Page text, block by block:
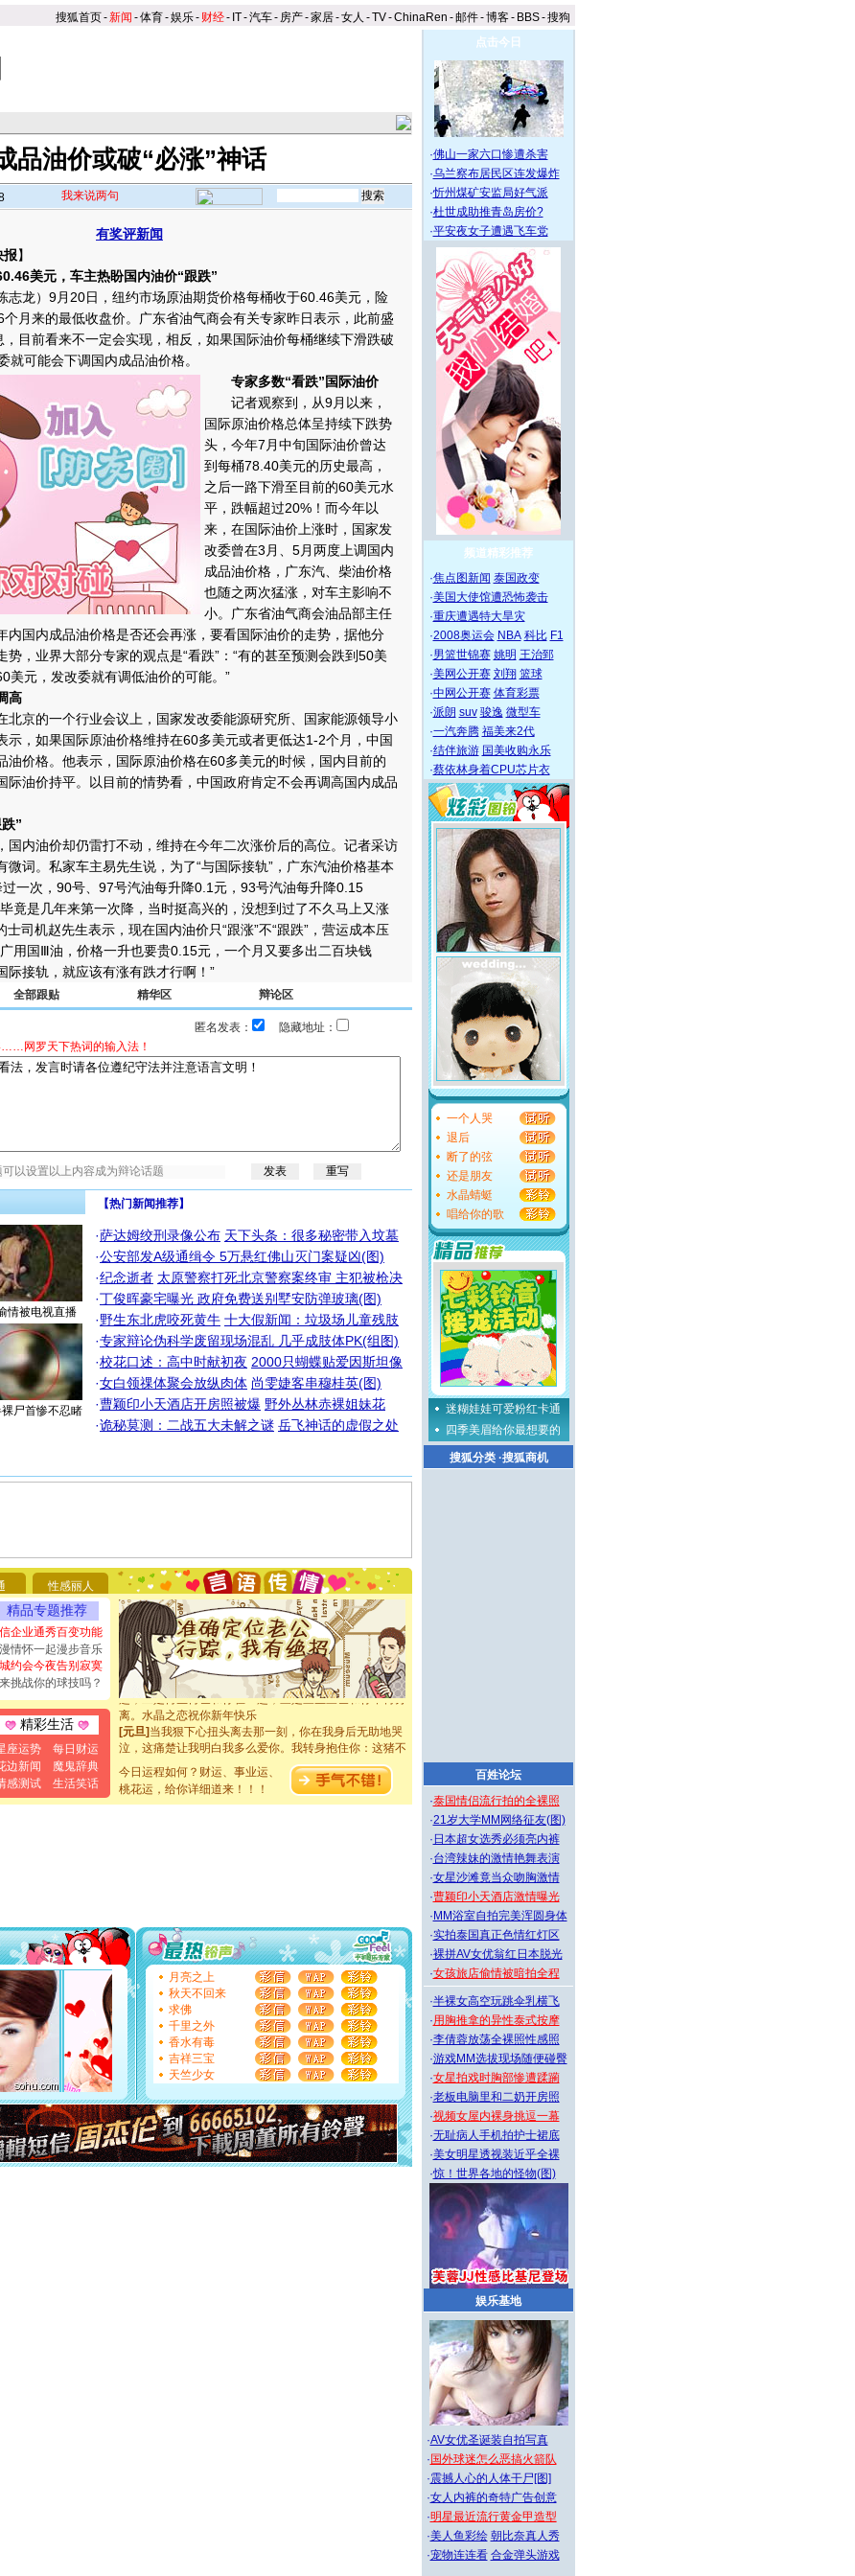
搜狐首页-新闻 -体育-娱乐- 财经- IT-汽车- 房产-家居-女人 -TV-ChinaRen -邮件-博客- BBS-搜狗
品油价或破“必涨”神话
我来说两句
有奖评新闻
报】
美元，车主热盼国内油价“跟跌”
）9月20日，纽约市场原油期货价格每桶收于60.46美元，险
月来的最低收盘价。广东省油气商会有关专家昨日表示，此前盛
，目前看来不一定会实现，相反，如果国际油价每桶继续下滑跌破
就可能会下调国内成品油价格。
专家多数“看跌”国际油价
记者观察到，从9月以来，
国际原油价格总体呈持续下跌势
头，今年7月中旬国际油价曾达
到每桶78.40美元的历史最高，
之后一路下滑至目前的60美元水
平，跌幅超过20%！而今年以
来，在国际油价上涨时，国家发
改委曾在3月、5月两度上调国内
成品油价格，广东汽、柴油价格
也随之两次猛涨，对车主影响不
小。广东省油气商会油品部主任
内国内成品油价格是否还会再涨，要看国际油价的走势，据他分
势，业界大部分专家的观点是“看跌”：“有的甚至预测会跌到50美
美元，发改委就有调低油价的可能。”
高
京的一个行业会议上，国家发改委能源研究所、国家能源领导小
示，如果国际原油价格维持在60多美元或者更低达1-2个月，中国
油价格。他表示，国际原油价格在60多美元的时候，国内目前的
际油价持平。以目前的情势看，中国政府肯定不会再调高国内成品
”
内油价却仍雷打不动，维持在今年二次涨价后的高位。记者采访
微词。私家车主易先生说，为了“与国际接轨”，广东汽油价格基本
一次，90号、97号汽油每升降0.1元，93号汽油每升降0.15
竟是几年来第一次降，当时挺高兴的，没想到过了不久马上又涨
士司机赵先生表示，现在国内油价只“跟涨”不“跟跌”，营运成本压
用国Ⅲ油，价格一升也要贵0.15元，一个月又要多出二百块钱
际接轨，就应该有涨有跌才行啊！”
全部跟贴 精华区 辩论区
匿名发表：
隐藏地址：
网罗天下热词的输入法！
情被电视直播
裸尸首惨不忍睹
【热门新闻推荐】
·萨达姆绞刑录像公布 天下头条：很多秘密带入坟墓
·公安部发A级通缉令 5万悬红佛山灭门案疑凶(图)
·纪念逝者 太原警察打死北京警察案终审 主犯被枪决
·丁俊晖豪宅曝光 政府免费送别墅安防弹玻璃(图)
·野生东北虎咬死黄牛 十大假新闻：垃圾场儿童残肢
·专家辩论伪科学废留现场混乱 几乎成肢体PK(组图)
·校花口述：高中时献初夜 2000只蝴蝶贴爱因斯坦像
·女白领祼体聚会放纵肉体 尚雯婕客串穆桂英(图)
·曹颖印小天酒店开房照被爆 野外丛林赤裸姐妹花
·诡秘莫测：二战五大未解之谜 岳飞神话的虚假之处
性感丽人
精品专题推荐
企业通秀百变功能
情怀一起漫步音乐
约会今夜告别寂寞
挑战你的球技吗？
精彩生活
座运势
每日财运
边新闻
魔鬼辞典
感测试
生活笑话
能正大光明地骚扰你,告诉你,圣诞要快乐!新年要快乐!天天
都要快乐噢!
[圣诞节]奉上一颗祝福的心,在这个特别的日子里,愿幸福,
如意,快乐,鲜花,一切美好的祝愿与你同在.圣诞快乐!
[元旦]看到你我会触电；看不到你我要充电；没有你我会
断电。爱你是我职业，想你是我事业，抱你是我特长，吻
你是我专业！水晶之恋祝你新年快乐
[元旦]如果上天让我许三个愿望，一是今生今世和你在一
起；二是再生再世和你在一起；三是三生三世和你不再分
离。水晶之恋祝你新年快乐
[元旦]当我狠下心扭头离去那一刻，你在我身后无助地哭
泣，这痛楚让我明白我多么爱你。我转身抱住你：这猪不
卖了。水晶之恋祝你新年快乐。
[春节]风柔雨润好月圆，半岛铁盒伴身边，每日尽显开心
颜！冬去春来似水如烟，劳碌人生需尽欢！听一曲轻歌，
道一声平安！新年吉祥万事如愿
能正大光明地骚扰你,告诉你,圣诞要快乐!新年要快乐!天天
都要快乐噢!
[圣诞节]奉上一颗祝福的心,在这个特别的日子里,愿幸福,
如意,快乐,鲜花,一切美好的祝愿与你同在.圣诞快乐!
[元旦]
看到你我会触电；看不到你我要充电；没有你我会
断电。爱你是我职业，想你是我事业，抱你是我特长，吻
你是我专业！水晶之恋祝你新年快乐
[元旦]
如果上天让我许三个愿望，一是今生今世和你在一
起；二是再生再世和你在一起；三是三生三世和你不再分
离。水晶之恋祝你新年快乐
[元旦]当我狠下心扭头离去那一刻，你在我身后无助地哭
泣，这痛楚让我明白我多么爱你。我转身抱住你：这猪不
卖了。水晶之恋祝你新年快乐。
[春节]风柔雨润好月圆，半岛铁盒伴身边，每日尽显开心
颜！冬去春来似水如烟，劳碌人生需尽欢！听一曲轻歌，
今日运程如何？财运、事业运、
桃花运，给你详细道来！！！
月亮之上
秋天不回来
求佛
千里之外
香水有毒
吉祥三宝
天竺少女
点击今日
·佛山一家六口惨遭杀害
·乌兰察布居民区连发爆炸
·忻州煤矿安监局好气派
·杜世成助推青岛房价?
·平安夜女子遭遇飞车党
频道精彩推荐
·焦点图新闻 泰国政变
·美国大使馆遭恐怖袭击
·重庆遭遇特大旱灾
·2008奥运会 NBA 科比 F1
·男篮世锦赛 姚明 王治郅
·美网公开赛 刘翔 篮球
·中网公开赛 体育彩票
·派朗 suv 骏逸 微型车
·一汽奔腾 福美来2代
·结伴旅游 国美收购永乐
·蔡依林身着CPU芯片衣
一个人哭
退后
断了的弦
还是朋友
水晶蜻蜓
唱给你的歌
迷糊娃娃可爱粉红卡通
四季美眉给你最想要的
搜狐分类·搜狐商机
百姓论坛
·泰国情侣流行拍的全裸照
·21岁大学MM网络征友(图)
· 日本超女选秀必须亮内裤
·台湾辣妹的激情艳舞表演
·女星沙滩竟当众吻胸激情
·曹颖印小天酒店激情曝光
· MM浴室自拍完美浑圆身体
·实拍泰国真正色情红灯区
·裸拼AV女优翁红日本脱光
·女孩旅店偷情被暗拍全程
·半裸女高空玩跳伞乳横飞
·用胸推拿的异性泰式按摩
·李倩蓉放荡全裸照性感照
·游戏MM选拔现场随便碰臀
·女星拍戏时胸部惨遭蹂躏
·老板电脑里和二奶开房照
·视频女屋内裸身挑逗一幕
·无耻病人手机拍护士裙底
·美女明星透视装近乎全裸
·惊！世界各地的怪物(图)
娱乐基地
·AV女优圣诞装自拍写真
· 国外球迷怎么恶搞火箭队
·震撼人心的人体干尸[图]
·女人内裤的奇特广告创意
·明星最近流行黄金甲造型
·美人鱼彩绘 朝比奈真人秀
·宠物连连看 合金弹头游戏